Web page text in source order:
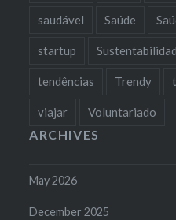
saudável Saúde
startup
tendências Trendy
viajar Voluntariado
ARCHIVES
May 2026
December 2025